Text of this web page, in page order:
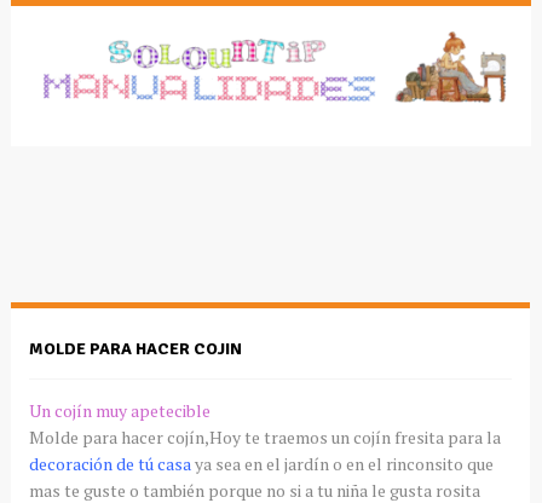
MOLDE PARA HACER COJIN
Un cojín muy apetecible
Molde para hacer cojín,Hoy te traemos un cojín fresita para la
decoración de tú casaya sea en el jardín o en el rinconsito que
mas te guste o también porque no si a tu niña le gusta rosita